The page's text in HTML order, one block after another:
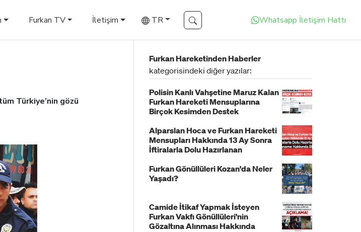
Furkan TV İletişim TR Whatsapp İletişim Hattı
Türkiye’nin gözü
Furkan Hareketinden Haberler
kategorisindeki diğer yazılar:
Polisin Kanlı Vahşetine Maruz Kalan
Furkan Hareketi Mensuplarına
Birçok Kesimden Destek
Alparslan Hoca ve Furkan Hareketi
Mensupları Hakkında 13 Ay Sonra
İftiralarla Dolu Hazırlanan
Furkan Gönüllüleri Kozan'da Neler
Yaşadı?
Camide İtikaf Yapmak İsteyen
Furkan Vakfı Gönüllüleri'nin
Gözaltına Alınması Hakkında